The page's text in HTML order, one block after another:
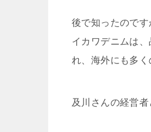
後で知ったのです
イカワデニムは
れ、海外にも多く
及川さんの経営